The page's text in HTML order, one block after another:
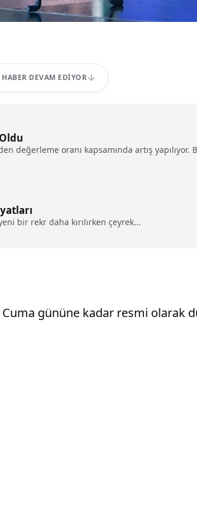
HABER DEVAM EDIYOR
değerleme oranı kapsamında artış yapılıyor.
bir rekr daha kırılırken çeyrek...
gününe kadar resmi olarak